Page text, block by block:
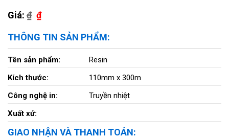
Giá: ₫ ₫
THÔNG TIN SẢN PHẨM:
Tên sản phẩm:
Resin
Kích thước:
110mm x 300m
Công nghệ in:
Truyền nhiệt
Xuất xứ:
GIAO NHẬN VÀ THANH TOÁN: